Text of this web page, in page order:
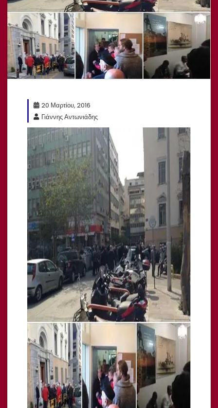
20 Μαρτίου, 2016
Γιάννης Αντωνιάδης